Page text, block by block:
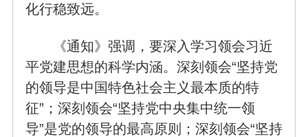
化行稳致远。
《通知》强调，要深入学习领会习近
平党建思想的科学内涵。深刻领会“坚持党
的领导是中国特色社会主义最本质的特
征”；深刻领会“坚持党中央集中统一领
导”是党的领导的最高原则；深刻领会“坚持